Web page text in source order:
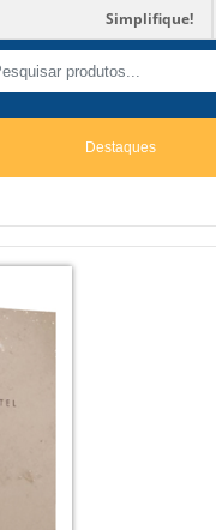
Simplifique!
Destaques